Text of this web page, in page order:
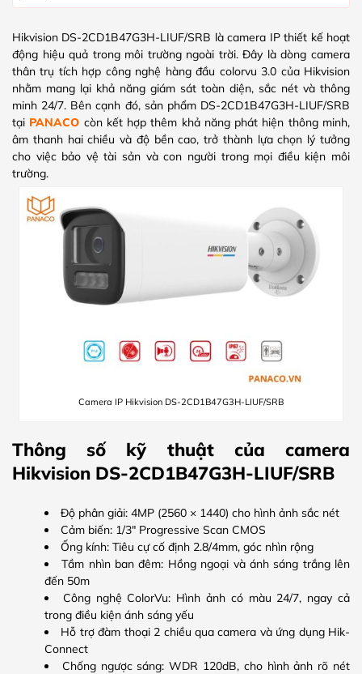
Hikvision DS-2CD1B47G3H-LIUF/SRB là camera IP thiết kế hoạt
động hiệu quả trong môi trường ngoài trời. Đây là dòng camera
thân trụ tích hợp công nghệ hàng đầu colorvu 3.0 của Hikvision
nhằm mang lại khả năng giám sát toàn diện, sắc nét và thông
minh 24/7. Bên cạnh đó, sản phẩm DS-2CD1B47G3H-LIUF/SRB
tại PANACO còn kết hợp thêm khả năng phát hiện thông minh,
âm thanh hai chiều và độ bền cao, trở thành lựa chọn lý tưởng
cho việc bảo vệ tài sản và con người trong mọi điều kiện môi
trường.
Camera IP Hikvision DS-2CD1B47G3H-LIUF/SRB
Thông số kỹ thuật của camera
Hikvision DS-2CD1B47G3H-LIUF/SRB
Độ phân giải: 4MP (2560 × 1440) cho hình ảnh sắc nét
Cảm biến: 1/3″ Progressive Scan CMOS
Ống kính: Tiêu cự cố định 2.8/4mm, góc nhìn rộng
Tầm nhìn ban đêm: Hồng ngoại và ánh sáng trắng lên
đến 50m
Công nghệ ColorVu: Hình ảnh có màu 24/7, ngay cả
trong điều kiện ánh sáng yếu
Hỗ trợ đàm thoại 2 chiều qua camera và ứng dụng Hik-
Connect
Chống ngược sáng: WDR 120dB, cho hình ảnh rõ nét